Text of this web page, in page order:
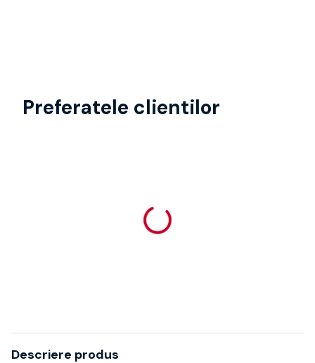
Preferatele clientilor
Descriere produs